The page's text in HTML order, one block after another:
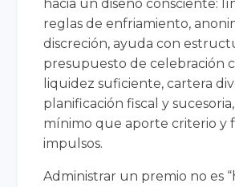
hacia un diseño consciente:
reglas de enfriamiento,
discreción, ayuda con
presupuesto de celebración
liquidez suficiente, cartera
planificación fiscal y
mínimo que aporte criterio y
impulsos.
Administrar un premio no es